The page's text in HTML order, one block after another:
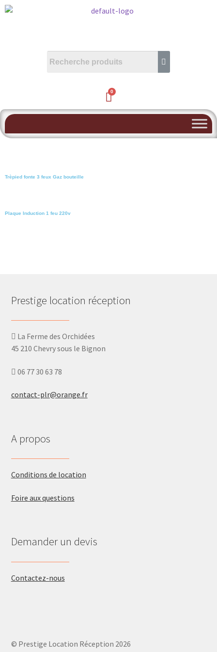
Trèpied fonte 3 feux Gaz bouteille
Plaque Induction 1 feu 220v
Prestige location réception
La Ferme des Orchidées
45 210 Chevry sous le Bignon
06 77 30 63 78
contact-plr@orange.fr
A propos
Conditions de location
Foire aux questions
Demander un devis
Contactez-nous
© Prestige Location Réception 2026